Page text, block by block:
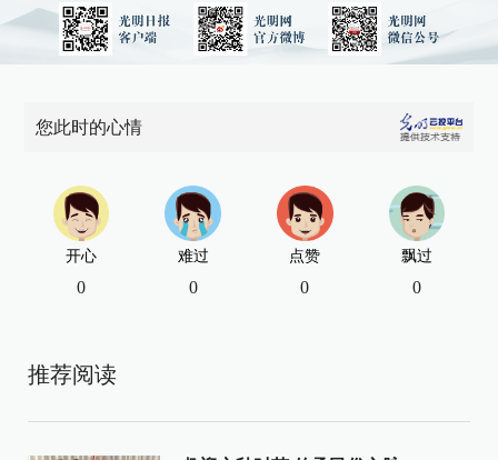
您此时的心情
开心
0
难过
0
点赞
0
飘过
0
推荐阅读